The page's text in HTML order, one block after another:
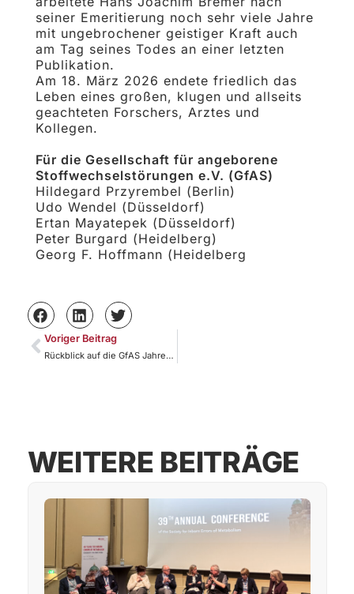
seiner Emeritierung noch sehr viele Jahre
mit ungebrochener geistiger Kraft auch
am Tag seines Todes an einer letzten
Publikation.
Am 18. März 2026 endete friedlich das
Leben eines großen, klugen und allseits
geachteten Forschers, Arztes und
Kollegen.
Für die Gesellschaft für angeborene
Stoffwechselstörungen e.V. (GfAS)
Hildegard Przyrembel (Berlin)
Udo Wendel (Düsseldorf)
Ertan Mayatepek (Düsseldorf)
Peter Burgard (Heidelberg)
Georg F. Hoffmann (Heidelberg
Voriger Beitrag
Rückblick auf die GfAS Jahrestagung 2026
WEITERE BEITRÄGE